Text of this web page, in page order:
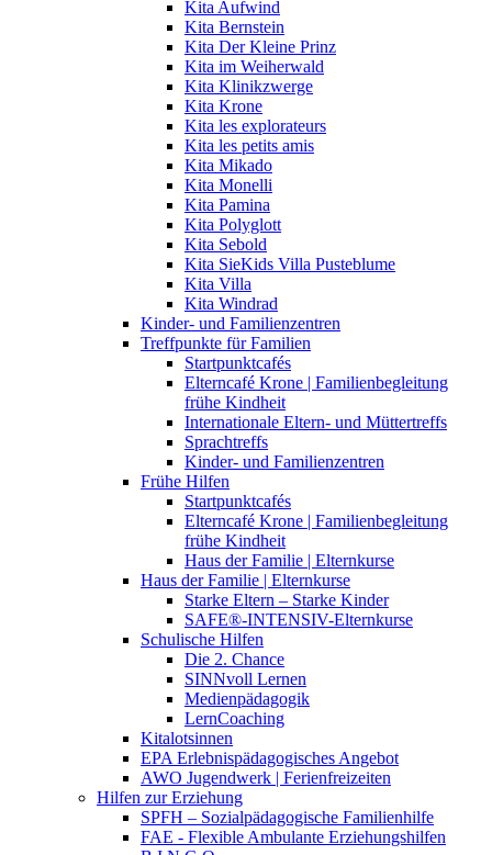
Kita Aufwind
Kita Bernstein
Kita Der Kleine Prinz
Kita im Weiherwald
Kita Klinikzwerge
Kita Krone
Kita les explorateurs
Kita les petits amis
Kita Mikado
Kita Monelli
Kita Pamina
Kita Polyglott
Kita Sebold
Kita SieKids Villa Pusteblume
Kita Villa
Kita Windrad
Kinder- und Familienzentren
Treffpunkte für Familien
Startpunktcafés
Elterncafé Krone | Familienbegleitung
frühe Kindheit
Internationale Eltern- und Müttertreffs
Sprachtreffs
Kinder- und Familienzentren
Frühe Hilfen
Startpunktcafés
Elterncafé Krone | Familienbegleitung
frühe Kindheit
Haus der Familie | Elternkurse
Haus der Familie | Elternkurse
Starke Eltern – Starke Kinder
SAFE®-INTENSIV-Elternkurse
Schulische Hilfen
Die 2. Chance
SINNvoll Lernen
Medienpädagogik
LernCoaching
Kitalotsinnen
EPA Erlebnispädagogisches Angebot
AWO Jugendwerk | Ferienfreizeiten
Hilfen zur Erziehung
SPFH – Sozialpädagogische Familienhilfe
FAE - Flexible Ambulante Erziehungshilfen